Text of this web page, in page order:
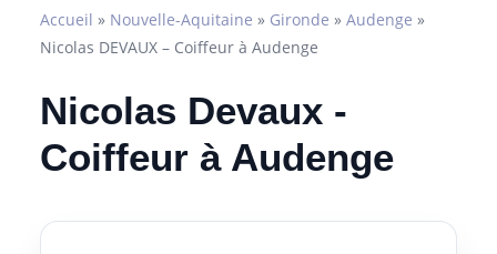
Accueil » Nouvelle-Aquitaine » Gironde » Audenge »
Nicolas DEVAUX – Coiffeur à Audenge
Nicolas Devaux -
Coiffeur à Audenge